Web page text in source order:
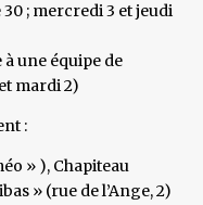
; mercredi 3 et jeudi
une équipe de
mardi 2)
:
» ), Chapiteau
» (rue de l’Ange, 2)